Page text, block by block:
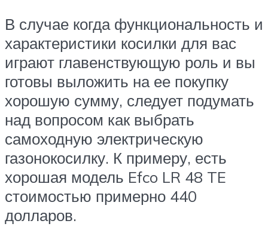
В случае когда функциональность и
характеристики косилки для вас
играют главенствующую роль и вы
готовы выложить на ее покупку
хорошую сумму, следует подумать
над вопросом как выбрать
самоходную электрическую
газонокосилку. К примеру, есть
хорошая модель Efco LR 48 TE
стоимостью примерно 440
долларов.